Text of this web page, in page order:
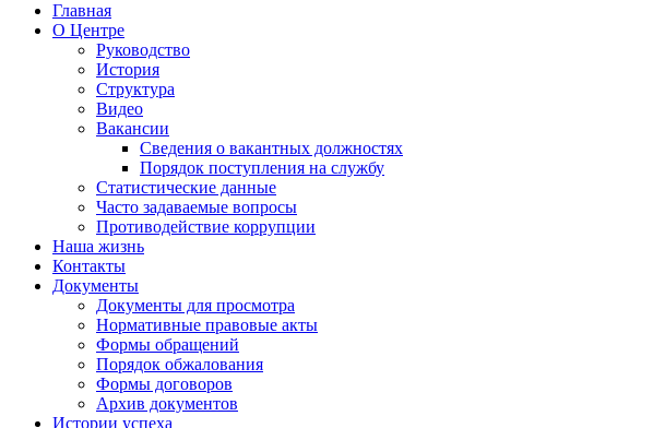
Главная
О Центре
Руководство
История
Структура
Видео
Вакансии
Сведения о вакантных должностях
Порядок поступления на службу
Статистические данные
Часто задаваемые вопросы
Противодействие коррупции
Наша жизнь
Контакты
Документы
Документы для просмотра
Нормативные правовые акты
Формы обращений
Порядок обжалования
Формы договоров
Архив документов
Истории успеха